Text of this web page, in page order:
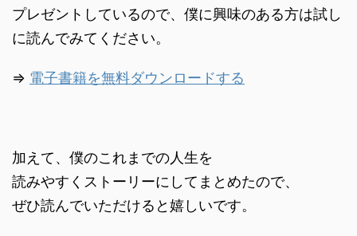
プレゼントしているので、僕に興味のある方は試し
に読んでみてください。
⇒ 電子書籍を無料ダウンロードする
加えて、僕のこれまでの人生を
読みやすくストーリーにしてまとめたので、
ぜひ読んでいただけると嬉しいです。